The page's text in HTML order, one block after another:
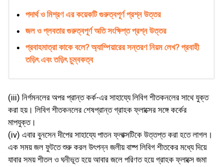
পদার্থ ও মিশ্রণ এর কয়েকটি গুরুত্বপূর্ণ প্রশ্ন উত্তর
জল ও প্লবতার গুরুত্বপূর্ণ অতি সংক্ষিপ্ত প্রশ্ন উত্তর
প্রবাহমাত্রা কাকে বলে? অ্যাম্পিয়ারের সন্তরণ নিয়ম লেখ? প্রবাহী
তড়িৎ এবং তড়িৎ চুম্বকত্ব
(iii) নির্গমনলের অপর প্রান্ত কর্ক-এর সাহায্যে লিবিগ শীতকনলের সাথে যুক্ত
করা হয়। লিবিগ শীতকনলের শেষপ্রান্ত গ্রাহক ফ্লাক্সের সঙ্গে কর্কের
মাপযুক্ত।
(iv) এবার বুনসেন দীপের সাহায্যে পাতন ফ্লাক্সটিকে উত্তপ্ত করা হতে লাগল।
এক সময় জল ফুটতে শুরু করল উৎপন্ন জলীয় বাষ্প লিবিগ শীতকের মধ্যে দিয়ে
যাবার সময় শীতল ও ঘনীভূত হয়ে আবার জলে পরিণত হয়ে গ্রাহক ফ্লাক্সে জমা